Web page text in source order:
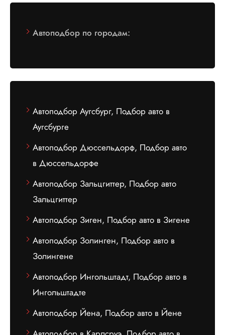
Автоподбор по городам:
Автоподбор Аугсбург, Подбор авто в
Аугсбурге
Автоподбор Дюссельдорф, Подбор авто
в Дюссельдорфе
Автоподбор Зальцгиттер, Подбор авто
Зальцгиттер
Автоподбор Зиген, Подбор авто в Зигене
Автоподбор Золинген, Подбор авто в
Золингене
Автоподбор Ингольштадт, Подбор авто в
Ингольштадте
Автоподбор Йена, Подбор авто в Йене